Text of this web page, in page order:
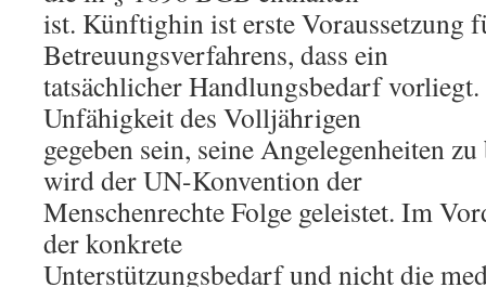
ist. Künftighin ist erste Voraussetzung
Betreuungsverfahrens, dass ein
tatsächlicher Handlungsbedarf
Unfähigkeit des Volljährigen
gegeben sein, seine Angelegenheiten
wird der UN-Konvention der
Menschenrechte Folge geleistet. Im
der konkrete
Unterstützungsbedarf und nicht die